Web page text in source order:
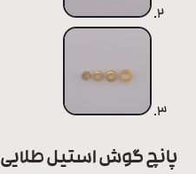
پانچ گوش استیل طلایی